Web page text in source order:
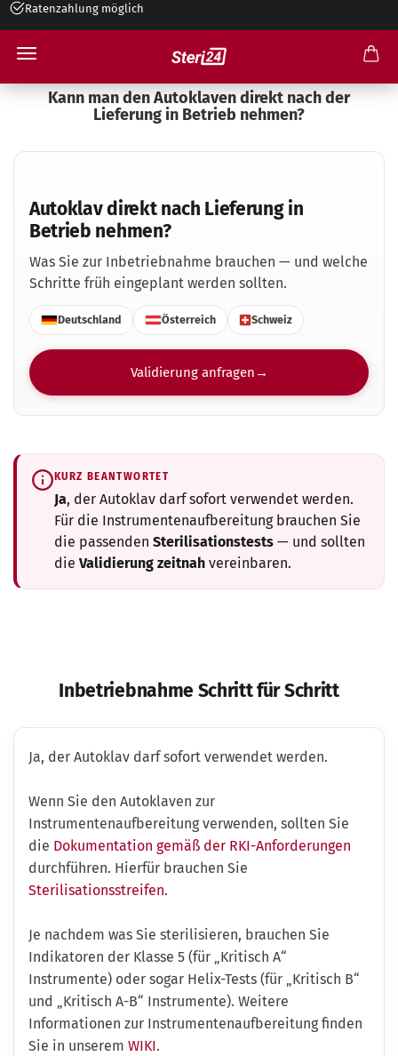
Ratenzahlung möglich
Kann man den Autoklaven direkt nach der
Lieferung in Betrieb nehmen?
Autoklav direkt nach Lieferung in
Betrieb nehmen?
Was Sie zur Inbetriebnahme brauchen — und welche
Schritte früh eingeplant werden sollten.
Deutschland Österreich Schweiz
Validierung anfragen
KURZ BEANTWORTET
Ja, der Autoklav darf sofort verwendet werden.
Für die Instrumentenaufbereitung brauchen Sie
die passenden Sterilisationstests — und sollten
die Validierung zeitnah vereinbaren.
Inbetriebnahme Schritt für Schritt
Ja, der Autoklav darf sofort verwendet werden.
Wenn Sie den Autoklaven zur
Instrumentenaufbereitung verwenden, sollten Sie
die Dokumentation gemäß der RKI-Anforderungen
durchführen. Hierfür brauchen Sie
Sterilisationsstreifen.
Je nachdem was Sie sterilisieren, brauchen Sie
Indikatoren der Klasse 5 (für „Kritisch A“
Instrumente) oder sogar Helix-Tests (für „Kritisch B“
und „Kritisch A-B“ Instrumente). Weitere
Informationen zur Instrumentenaufbereitung finden
Sie in unserem WIKI.